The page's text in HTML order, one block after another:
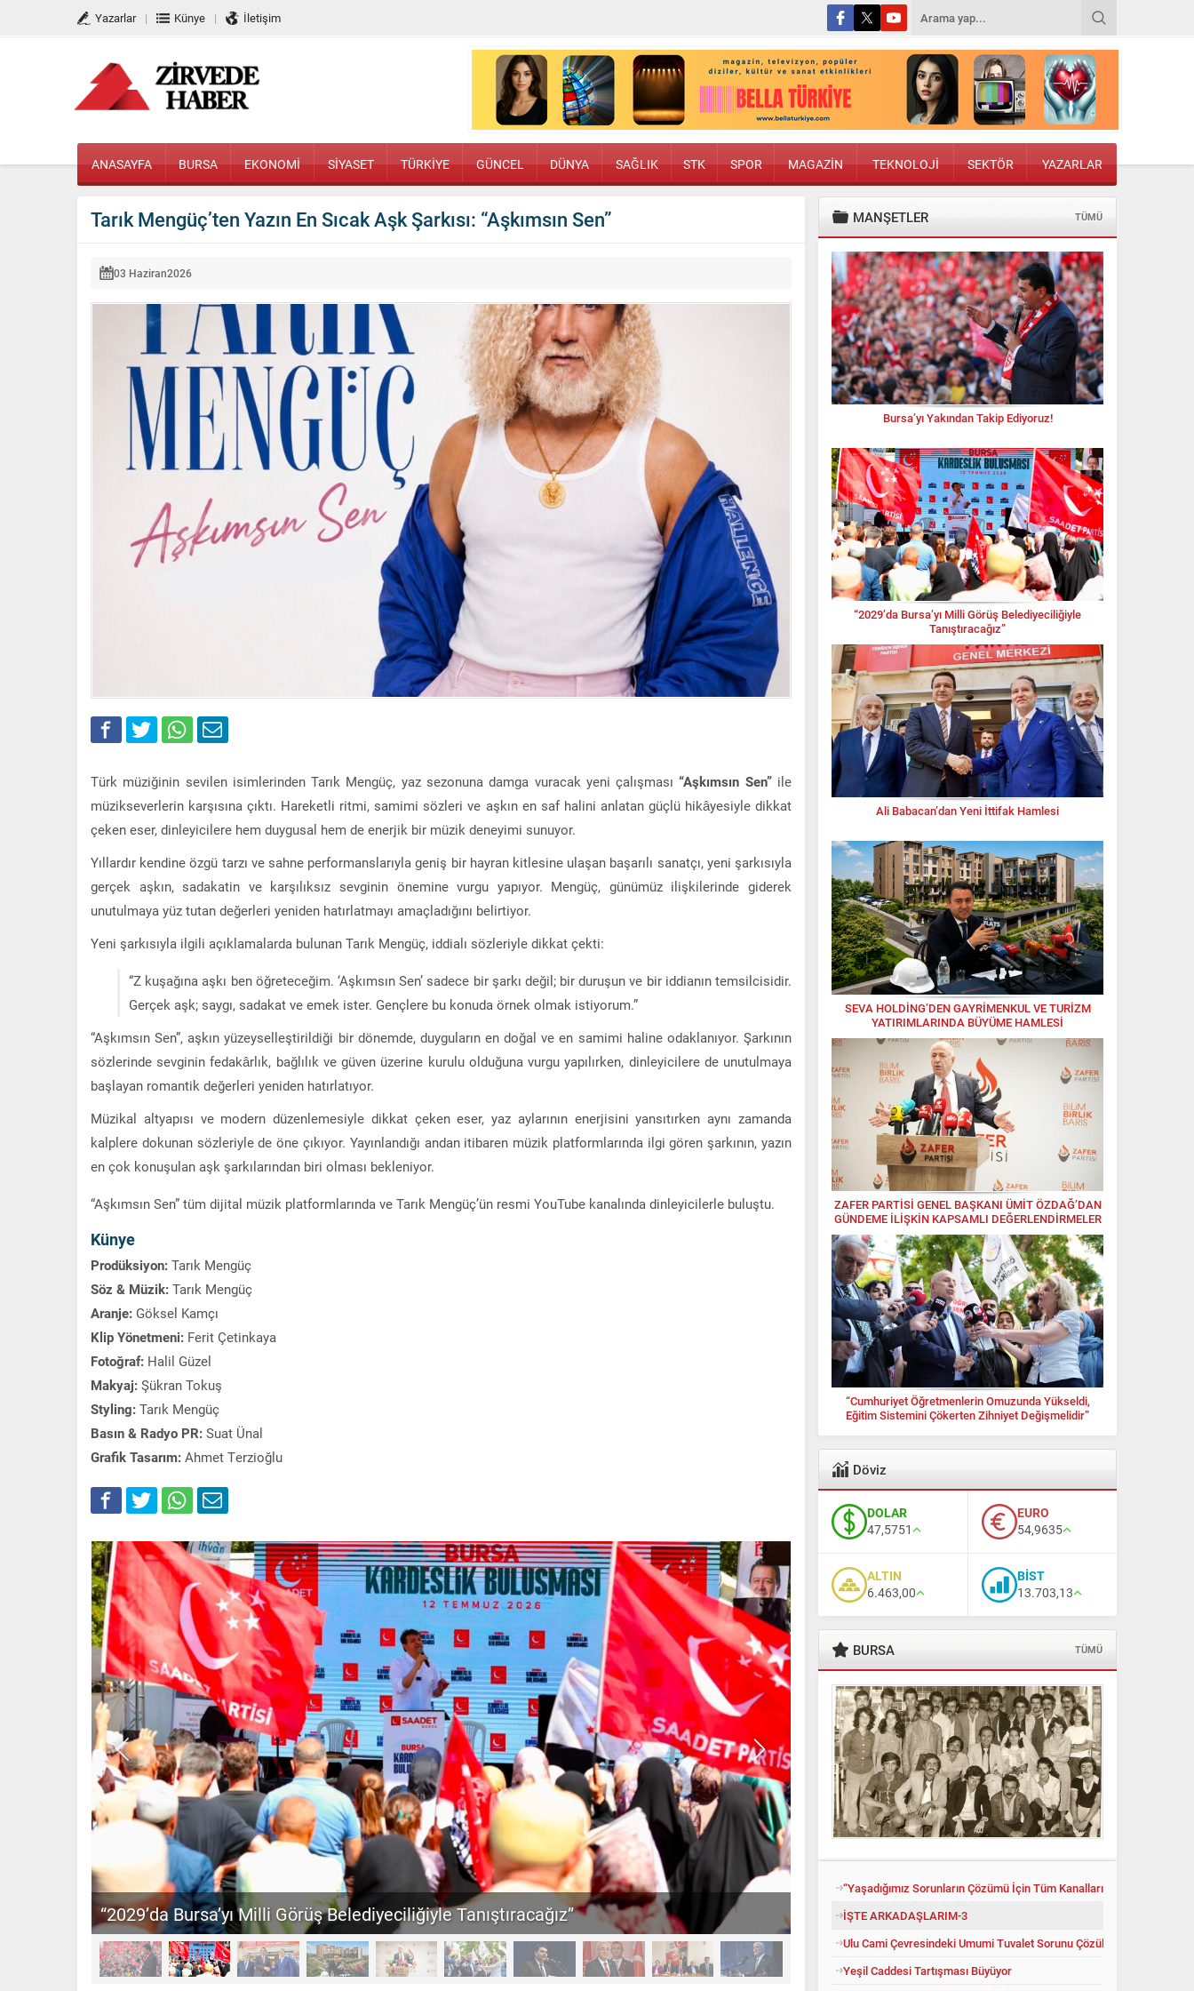
Yazarlar Künye İletişim
ANASAYFA BURSA EKONOMİ SİYASET TÜRKİYE GÜNCEL DÜNYA SAĞLIK STK SPOR MAGAZİN TEKNOLOJİ SEKTÖR YAZARLAR
Tarık Mengüç’ten Yazın En Sıcak Aşk Şarkısı: “Aşkımsın Sen”
03 Haziran2026
Türk müziğinin sevilen isimlerinden Tarık Mengüç, yaz sezonuna damga vuracak yeni çalışması“Aşkımsın Sen”ile
müzikseverlerin karşısına çıktı. Hareketli ritmi, samimi sözleri ve aşkın en saf halini anlatan güçlü hikâyesiyle dikkat
çeken eser, dinleyicilere hem duygusal hem de enerjik bir müzik deneyimi sunuyor.
Yıllardır kendine özgü tarzı ve sahne performanslarıyla geniş bir hayran kitlesine ulaşan başarılı sanatçı, yeni şarkısıyla
gerçek aşkın, sadakatin ve karşılıksız sevginin önemine vurgu yapıyor. Mengüç, günümüz ilişkilerinde giderek
unutulmaya yüz tutan değerleri yeniden hatırlatmayı amaçladığını belirtiyor.
Yeni şarkısıyla ilgili açıklamalarda bulunan Tarık Mengüç, iddialı sözleriyle dikkat çekti:
“Z kuşağına aşkı ben öğreteceğim. ‘Aşkımsın Sen’ sadece bir şarkı değil; bir duruşun ve bir iddianın temsilcisidir.
Gerçek aşk; saygı, sadakat ve emek ister. Gençlere bu konuda örnek olmak istiyorum.”
“Aşkımsın Sen”, aşkın yüzeyselleştirildiği bir dönemde, duyguların en doğal ve en samimi haline odaklanıyor. Şarkının
sözlerinde sevginin fedakârlık, bağlılık ve güven üzerine kurulu olduğuna vurgu yapılırken, dinleyicilere de unutulmaya
başlayan romantik değerleri yeniden hatırlatıyor.
Müzikal altyapısı ve modern düzenlemesiyle dikkat çeken eser, yaz aylarının enerjisini yansıtırken aynı zamanda
kalplere dokunan sözleriyle de öne çıkıyor. Yayınlandığı andan itibaren müzik platformlarında ilgi gören şarkının, yazın
en çok konuşulan aşk şarkılarından biri olması bekleniyor.
“Aşkımsın Sen” tüm dijital müzik platformlarında ve Tarık Mengüç’ün resmi YouTube kanalında dinleyicilerle buluştu.
Künye
Prodüksiyon: Tarık Mengüç
Söz & Müzik: Tarık Mengüç
Aranje: Göksel Kamçı
Klip Yönetmeni: Ferit Çetinkaya
Fotoğraf: Halil Güzel
Makyaj: Şükran Tokuş
Styling: Tarık Mengüç
Basın & Radyo PR: Suat Ünal
Grafik Tasarım: Ahmet Terzioğlu
“2029’da Bursa’yı Milli Görüş Belediyeciliğiyle Tanıştıracağız” Ali Babacan’dan Yeni İttifak Hamlesi
MANŞETLER TÜMÜ
Bursa’yı Yakından Takip Ediyoruz!
“2029’da Bursa’yı Milli Görüş Belediyeciliğiyle
Tanıştıracağız”
Ali Babacan’dan Yeni İttifak Hamlesi
SEVA HOLDİNG’DEN GAYRİMENKUL VE TURİZM
YATIRIMLARINDA BÜYÜME HAMLESİ
ZAFER PARTİSİ GENEL BAŞKANI ÜMİT ÖZDAĞ’DAN
GÜNDEME İLİŞKİN KAPSAMLI DEĞERLENDİRMELER
“Cumhuriyet Öğretmenlerin Omuzunda Yükseldi,
Eğitim Sistemini Çökerten Zihniyet Değişmelidir”
Döviz
DOLAR
47,5751
EURO
54,9635
ALTIN
6.463,00
BİST
13.703,13
BURSA TÜMÜ
“Yaşadığımız Sorunların Çözümü İçin Tüm Kanalları Denedik”
İŞTE ARKADAŞLARIM-3
Ulu Cami Çevresindeki Umumi Tuvalet Sorunu Çözüldü
Yeşil Caddesi Tartışması Büyüyor